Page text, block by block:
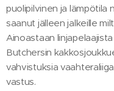
puolipilvinen ja lämpötila
saanut jälleen jalkeille
Ainoastaan
Butchersin
vahvistuksia
vastus.